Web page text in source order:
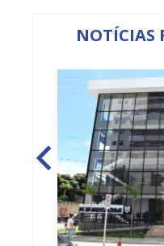
NOTÍCIAS